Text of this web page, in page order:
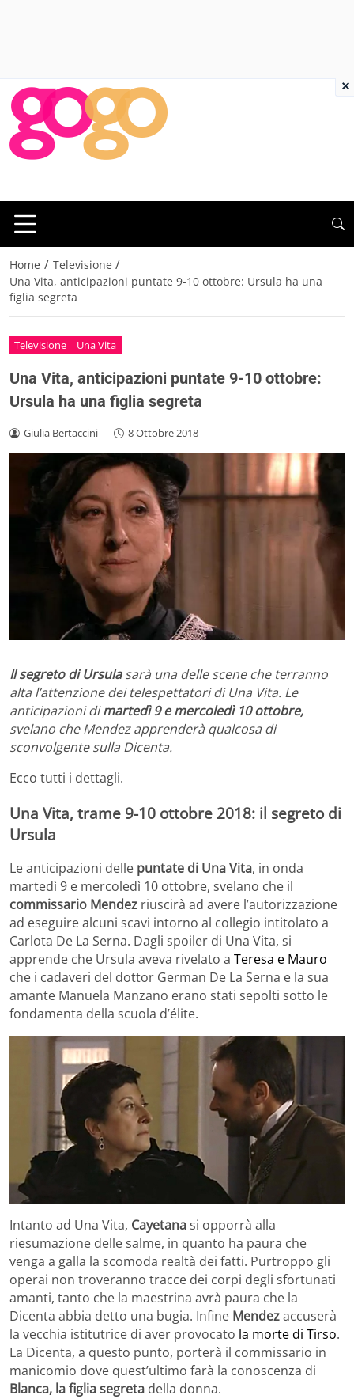
Home / Televisione /
Una Vita, anticipazioni puntate 9-10 ottobre: Ursula ha una
figlia segreta
Televisione Una Vita
Una Vita, anticipazioni puntate 9-10 ottobre:
Ursula ha una figlia segreta
Giulia Bertaccini - 8 Ottobre 2018
Il segreto di Ursulasarà una delle scene che terranno
alta l’attenzione dei telespettatori di Una Vita. Le
anticipazioni dimartedì 9 e mercoledì 10 ottobre,
svelano che Mendez apprenderà qualcosa di
sconvolgente sulla Dicenta.
Ecco tutti i dettagli.
Una Vita, trame 9-10 ottobre 2018: il segreto di
Ursula
Le anticipazioni delle puntate di Una Vita, in onda
martedì 9 e mercoledì 10 ottobre, svelano che il
commissario Mendez riuscirà ad avere l’autorizzazione
ad eseguire alcuni scavi intorno al collegio intitolato a
Carlota De La Serna. Dagli spoiler di Una Vita, si
apprende che Ursula aveva rivelato a Teresa e Mauro
che i cadaveri del dottor German De La Serna e la sua
amante Manuela Manzano erano stati sepolti sotto le
fondamenta della scuola d’élite.
Intanto ad Una Vita, Cayetanasi opporrà alla
riesumazione delle salme, in quanto ha paura che
venga a galla la scomoda realtà dei fatti. Purtroppo gli
operai non troveranno tracce dei corpi degli sfortunati
amanti, tanto che la maestrina avrà paura che la
Dicenta abbia detto una bugia. Infine Mendezaccuserà
la vecchia istitutrice di aver provocato la morte di Tirso.
La Dicenta, a questo punto, porterà il commissario in
manicomio dove quest’ultimo farà la conoscenza di
Blanca, la figlia segreta della donna.
×